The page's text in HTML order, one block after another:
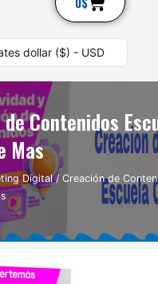
dollar ($) - USD
Contenidos
Mas
Digital/ Creación de